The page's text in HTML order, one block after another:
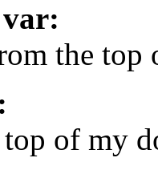
the top
of my